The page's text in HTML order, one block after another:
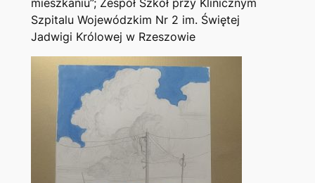
mieszkaniu”; Zespół Szkół przy Klinicznym
Szpitalu Wojewódzkim Nr 2 im. Świętej
Jadwigi Królowej w Rzeszowie